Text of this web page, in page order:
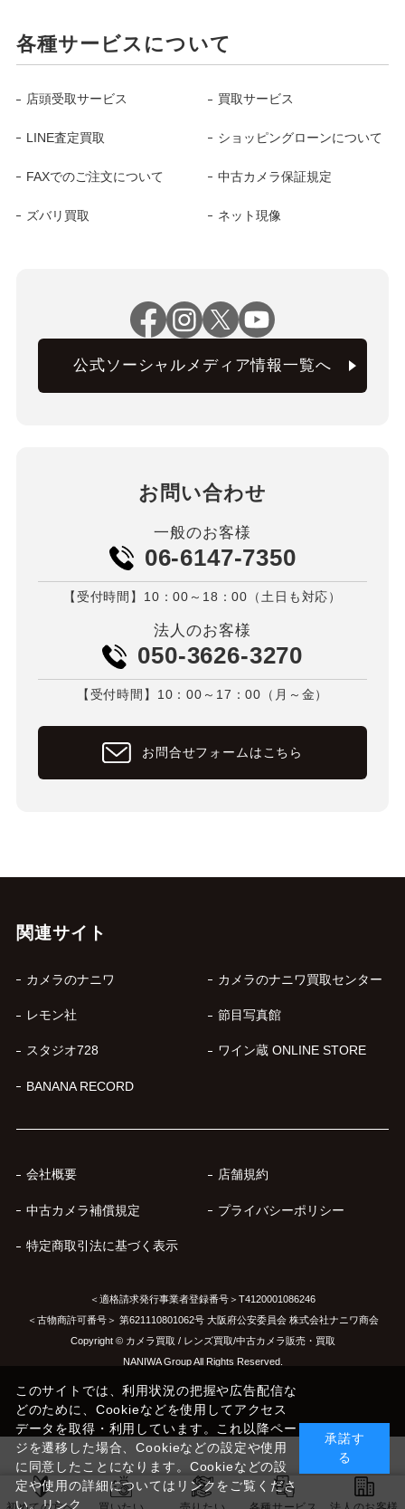
各種サービスについて
店頭受取サービス 買取サービス
LINE査定買取 ショッピングローンについて
FAXでのご注文について 中古カメラ保証規定
ズバリ買取 ネット現像
公式ソーシャルメディア情報一覧へ
お問い合わせ
一般のお客様
06-6147-7350
【受付時間】10：00～18：00（土日も対応）
法人のお客様
050-3626-3270
【受付時間】10：00～17：00（月～金）
お問合せフォームはこちら
関連サイト
カメラのナニワ カメラのナニワ買取センター
レモン社 節目写真館
スタジオ728 ワイン蔵 ONLINE STORE
BANANA RECORD
会社概要 店舗規約
中古カメラ補償規定 プライバシーポリシー
特定商取引法に基づく表示
＜適格請求発行事業者登録番号＞T4120001086246
＜古物商許可番号＞ 第621110801062号 大阪府公安委員会 株式会社ナニワ商会
Copyright © カメラ買取 / レンズ買取/中古カメラ販売・買取
NANIWA Group All Rights Reserved.
このサイトでは、利用状況の把握や広告配信な
どのために、Cookieなどを使用してアクセス
データを取得・利用しています。これ以降ペー
ジを遷移した場合、Cookieなどの設定や使用
に同意したことになります。Cookieなどの設
定や使用の詳細についてはリンクをご覧くださ
い。リンク
承諾す
る